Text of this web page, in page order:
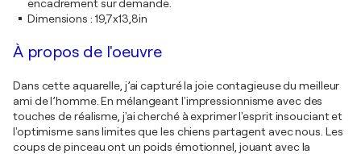
encadrement sur demande.
Dimensions : 19,7x13,8in
À propos de l'oeuvre
Dans cette aquarelle, j’ai capturé la joie contagieuse du meilleur
ami de l’homme. En mélangeant l'impressionnisme avec des
touches de réalisme, j'ai cherché à exprimer l'esprit insouciant et
l'optimisme sans limites que les chiens partagent avec nous. Les
coups de pinceau ont un poids émotionnel, jouant avec la